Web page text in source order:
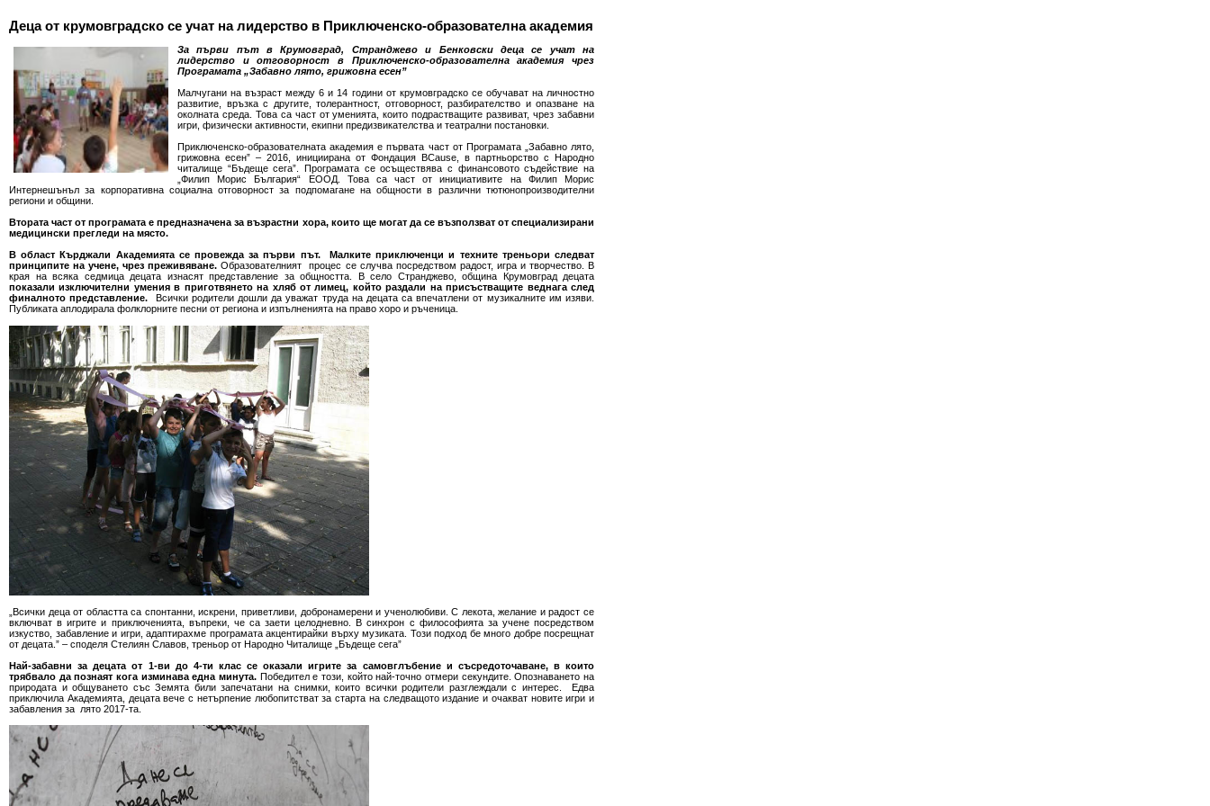
Деца от крумовградско се учат на лидерство в Приключенско-образователна академия
За първи път в Крумовград, Странджево и Бенковски деца се учат на
лидерство и отговорност в Приключенско-образователна академия чрез
Програмата „Забавно лято, грижовна есен”
Малчугани на възраст между 6 и 14 години от крумовградско се обучават на личностно
развитие, връзка с другите, толерантност, отговорност, разбирателство и опазване на
околната среда. Това са част от уменията, които подрастващите развиват, чрез забавни
игри, физически активности, екипни предизвикателства и театрални постановки.
Приключенско-образователната академия е първата част от Програмата „Забавно лято,
грижовна есен” – 2016, инициирана от Фондация BCause, в партньорство с Народно
читалище “Бъдеще сега”. Програмата се осъществява с финансовото съдействие на
„Филип Морис България“ ЕООД. Това са част от инициативите на Филип Морис
Интернешънъл за корпоративна социална отговорност за подпомагане на общности в различни тютюнопроизводителни
региони и общини.
Втората част от програмата е предназначена за възрастни хора, които ще могат да се възползват от специализирани
медицински прегледи на място.
В област Кърджали Академията се провежда за първи път. Малките приключенци и техните треньори следват
принципите на учене, чрез преживяване.Образователният процес се случва посредством радост, игра и творчество. В
края на всяка седмица децата изнасят представление за общността. В село Странджево, община Крумовград децата
показали изключителни умения в приготвянето на хляб от лимец, който раздали на присъстващите веднага след
финалното представление.
Всички родители дошли да уважат труда на децата са впечатлени от музикалните им изяви.
Публиката аплодирала фолклорните песни от региона и изпълненията на право хоро и ръченица.
„Всички деца от областта са спонтанни, искрени, приветливи, добронамерени и ученолюбиви. С лекота, желание и радост се
включват в игрите и приключенията, въпреки, че са заети целодневно. В синхрон с философията за учене посредством
изкуство, забавление и игри, адаптирахме програмата акцентирайки върху музиката. Този подход бе много добре посрещнат
от децата.” – споделя Стелиян Славов, треньор от Народно Читалище „Бъдеще сега”
Най-забавни за децата от 1-ви до 4-ти клас се оказали игрите за самовглъбение и съсредоточаване, в които
трябвало да познаят кога изминава една минута. Победител е този, който най-точно отмери секундите. Опознаването на
природата и общуването със Земята били запечатани на снимки, които всички родители разглеждали с интерес. Едва
приключила Академията, децата вече с нетърпение любопитстват за старта на следващото издание и очакват новите игри и
забавления за лято 2017-та.